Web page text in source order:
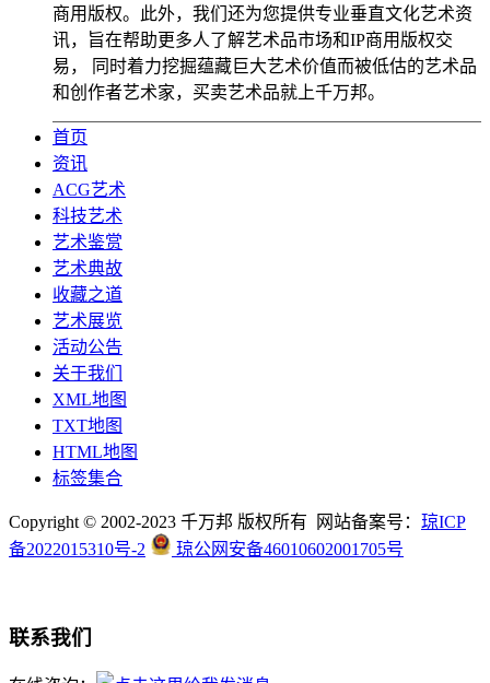
商用版权。此外，我们还为您提供专业垂直文化艺术资
讯，旨在帮助更多人了解艺术品市场和IP商用版权交
易， 同时着力挖掘蕴藏巨大艺术价值而被低估的艺术品
和创作者艺术家，买卖艺术品就上千万邦。
首页
资讯
ACG艺术
科技艺术
艺术鉴赏
艺术典故
收藏之道
艺术展览
活动公告
关于我们
XML地图
TXT地图
HTML地图
标签集合
Copyright © 2002-2023 千万邦 版权所有 网站备案号： 琼ICP
备2022015310号-2
琼公网安备46010602001705号
联系我们